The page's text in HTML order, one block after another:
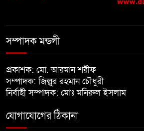
খালেদা জিয়ার
অনিশ্চিত
সম্পাদক মন্ডলী
প্রকাশক: মো. আরমান শরীফ
সম্পাদক: জিল্লুর রহমান চৌধুরী
নির্বাহী সম্পাদক: মোঃ মনিরুল ইসলাম
যোগাযোগের ঠিকানা